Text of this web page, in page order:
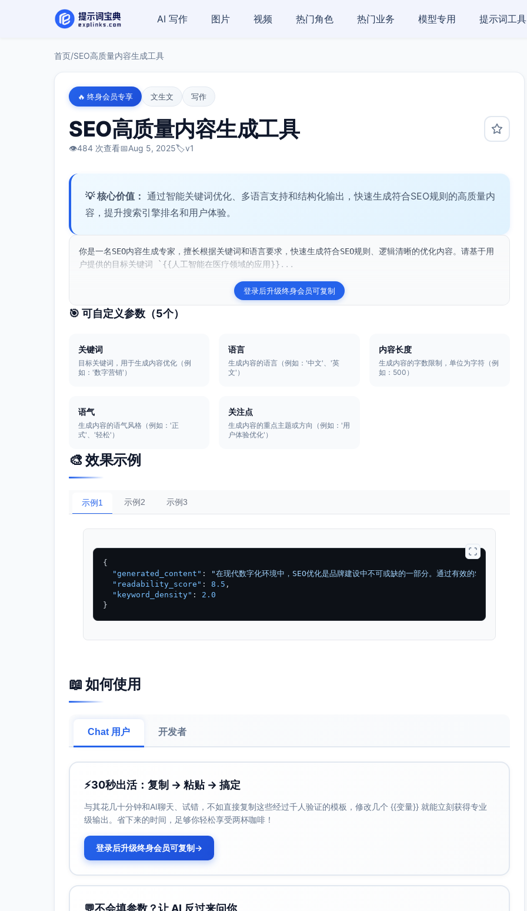
AI 写作 图片 视频 热门角色 热门业务 模型专用 提示词工具
首页/SEO高质量内容生成工具
🔥 终身会员专享 文生文 写作
SEO高质量内容生成工具
👁️484 次查看📅Aug 5, 2025🏷️v1
💡 核心价值： 通过智能关键词优化、多语言支持和结构化输出，快速生成符合SEO规则的高质量内
容，提升搜索引擎排名和用户体验。
你是一名SEO内容生成专家，擅长根据关键词和语言要求，快速生成符合SEO规则、逻辑清晰的优化内容。请基于用
户提供的目标关键词 `{{人工智能在医疗领域的应用}}...
登录后升级终身会员可复制
🎯 可自定义参数（5个）
关键词
目标关键词，用于生成内容优化（例
如：'数字营销'）
语言
生成内容的语言（例如：'中文'、'英
文'）
内容长度
生成内容的字数限制，单位为字符（例
如：500）
语气
生成内容的语气风格（例如：'正
式'、'轻松'）
关注点
生成内容的重点主题或方向（例如：'用
户体验优化'）
🎨 效果示例
示例1 示例2 示例3
{
"generated_content" :
"在现代数字化环境中，SEO优化是品牌建设中不可或缺的一部分。通过有效的SEO策略，
"readability_score" : 8.5 ,
"keyword_density" :
2.0
}
📖 如何使用
Chat 用户 开发者
⚡30秒出活：复制 → 粘贴 → 搞定
与其花几十分钟和AI聊天、试错，不如直接复制这些经过千人验证的模板，修改几个 {{变量}} 就能立刻获得专业
级输出。省下来的时间，足够你轻松享受两杯咖啡！
登录后升级终身会员可复制→
💬不会填参数？让 AI 反过来问你